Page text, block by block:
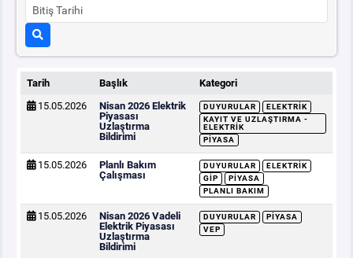
Tarih Başlık
Kategori
15.05.2026
Nisan 2026 Elektrik
Piyasası
Uzlaştırma
Bildirimi
DUYURULAR
ELEKTRIK
KAYIT VE UZLAŞTIRMA -
ELEKTRIK
PIYASA
15.05.2026
Planlı Bakım
Çalışması
DUYURULAR
ELEKTRIK
GİP
PIYASA
PLANLI BAKIM
15.05.2026
Nisan 2026 Vadeli
Elektrik Piyasası
Uzlaştırma
Bildirimi
DUYURULAR
PIYASA
VEP